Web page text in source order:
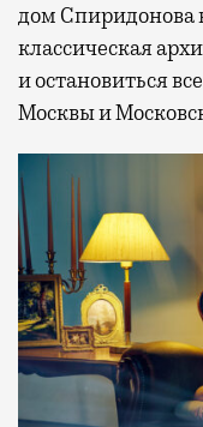
дом Спиридонова
классическая
и остановиться
Москвы и